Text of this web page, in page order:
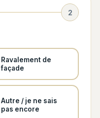
2
Ravalement de
façade
Autre / je ne sais
pas encore